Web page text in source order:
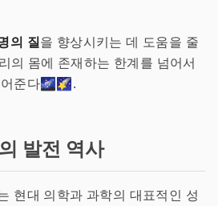
의 질을 향상시키는 데 도움을 줄
의 몸에 존재하는 한계를 넘어서
어준다🌌🌠.
발전 역사
현대 의학과 과학의 대표적인 성